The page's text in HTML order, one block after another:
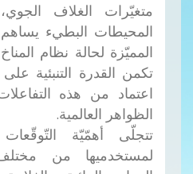
متغيّرات الغلاف
المحيطات البطيء
المميّزة لحالة نظام
تكمن القدرة التنبئية
اعتماد من هذه
الظواهر العالمية.
تتجلّى أهمّيّة التّوقّعات
لمستخدميها من